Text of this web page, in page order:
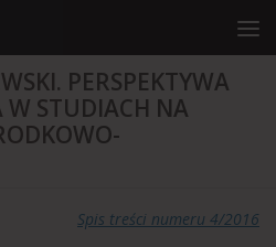
PERSPEKTYWA
STUDIACH NA
Spis treści numeru 4/2016